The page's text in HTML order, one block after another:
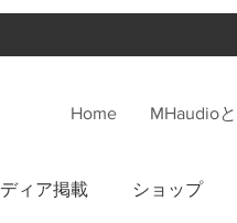
Home MHaudio
ディア掲載 ショップ